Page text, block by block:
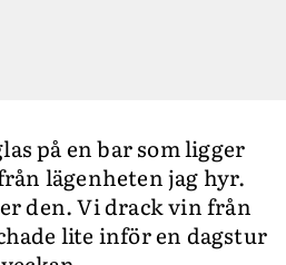
på en bar som ligger
lägenheten jag hyr.
den. Vi drack vin från
lite inför en dagstur